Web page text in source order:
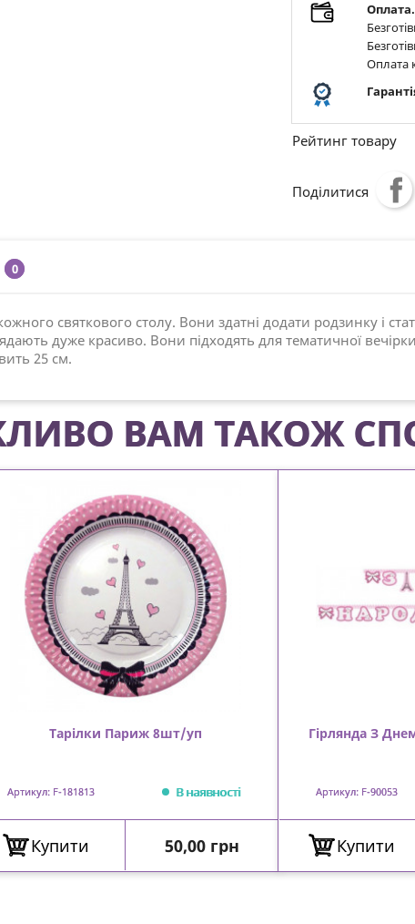
Оплата.
Оплата
Рейтинг товару
Поділитися
0
святкового столу. Вони здатні додати родзинку і
дуже красиво. Вони підходять для тематичної
25 см.
ВАМ ТАКОЖ
Тарілки Париж 8шт/уп
Артикул: F-181813 В наявності
Купити Ціна
50,00 грн
Гірлянда З
Артикул: F-90053
Купити